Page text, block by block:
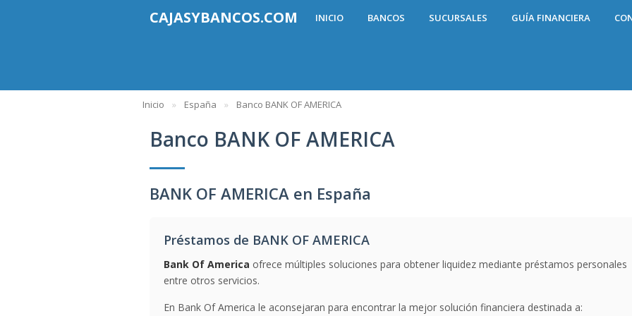
CAJASYBANCOS.COM INICIO BANCOS SUCURSALES GUÍA FINANCIERA
Inicio España Banco BANK OF AMERICA
Banco BANK OF AMERICA
BANK OF AMERICA en España
Préstamos de BANK OF AMERICA
Bank Of America ofrece múltiples soluciones para obtener liquidez mediante préstamos personales
entre otros servicios.
En Bank Of America le aconsejaran para encontrar la mejor solución financiera destinada a: